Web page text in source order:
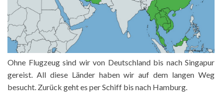
Ohne Flugzeug sind wir von Deutschland bis nach Singapur
gereist. All diese Länder haben wir auf dem langen Weg
besucht. Zurück geht es per Schiff bis nach Hamburg.